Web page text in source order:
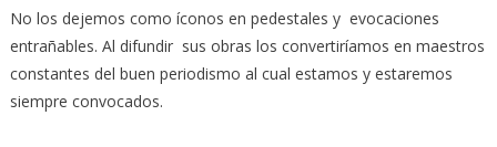
No los dejemos como íconos en pedestales y evocaciones
entrañables. Al difundir sus obras los convertiríamos en maestros
constantes del buen periodismo al cual estamos y estaremos
siempre convocados.